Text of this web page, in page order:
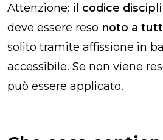
Attenzione: il codice
deve essere reso noto a
solito tramite affissione in
accessibile. Se non viene
può essere applicato.